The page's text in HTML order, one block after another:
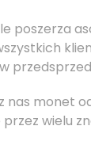
poszerza
nas monet
wielu